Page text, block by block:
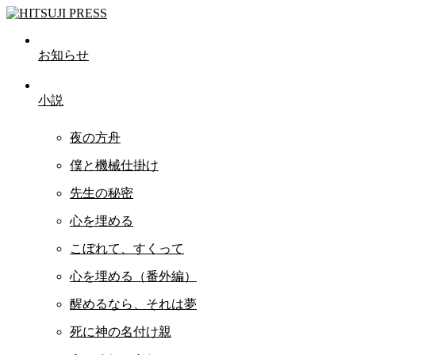
お知らせ
小説
夜の方舟
僕と機械仕掛け
先生の秘密
心を埋める
こぼれて、すくって
心を埋める（番外編）
醒めるなら、それは夢
死に神の名付け親